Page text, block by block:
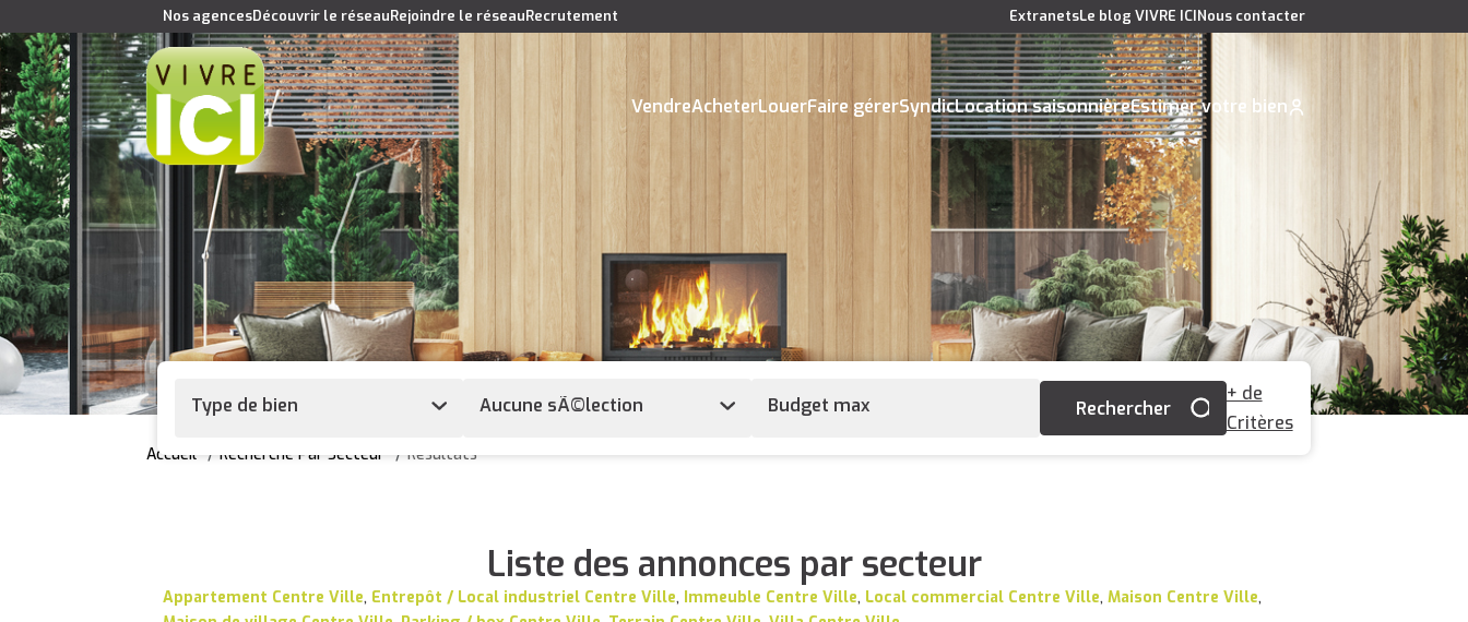
Nos agencesDécouvrir le réseauRejoindre le réseauRecrutement ExtranetsLe blog VIVRE ICINous contacter
VendreAcheterLouerFaire gérerSyndicLocation saisonnièreEstimer votre bien
Type de bien Aucune sÃ©lection
+ de
Critères
Accueil Recherche Par Secteur Résultats
Liste des annonces par secteur
Appartement Centre Ville, Entrepôt / Local industriel Centre Ville, Immeuble Centre Ville, Local commercial Centre Ville,Maison Centre Ville,